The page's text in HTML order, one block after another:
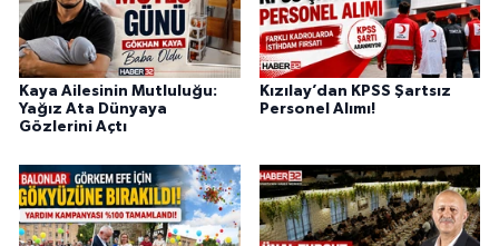
Kaya Ailesinin Mutluluğu:
Yağız Ata Dünyaya
Gözlerini Açtı
Kızılay’dan KPSS Şartsız
Personel Alımı!